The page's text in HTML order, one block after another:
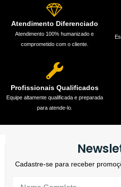
Atendimento Diferenciado
Atendimento 100% humanizado e
comprometido com o cliente.
Profissionais Qualificados
Equipe altamente qualificada e preparada
para atende-lo.
Cadastre-se para receber